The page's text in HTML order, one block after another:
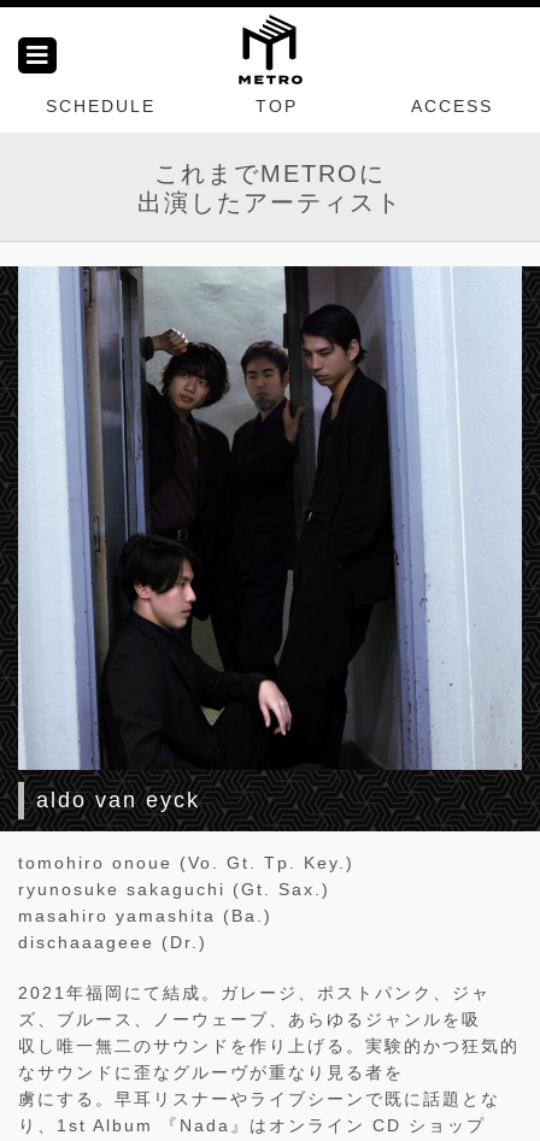
SCHEDULE TOP ACCESS
これまでMETROに
出演したアーティスト
aldo van eyck
tomohiro onoue (Vo. Gt. Tp. Key.)
ryunosuke sakaguchi (Gt. Sax.)
masahiro yamashita (Ba.)
dischaaageee (Dr.)
2021年福岡にて結成。ガレージ、ポストパンク、ジャ
ズ、ブルース、ノーウェーブ、あらゆるジャンルを吸
収し唯一無二のサウンドを作り上げる。実験的かつ狂気的
なサウンドに歪なグルーヴが重なり見る者を
虜にする。早耳リスナーやライブシーンで既に話題とな
り、1st Album 『Nada』はオンライン CD ショップ